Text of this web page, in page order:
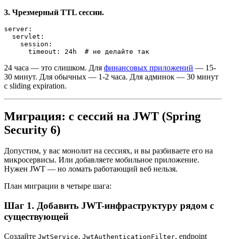
3. Чрезмерный TTL сессии.
server:
  servlet:
    session:
24 часа — это слишком. Для финансовых приложений — 15-
30 минут. Для обычных — 1-2 часа. Для админок — 30 минут
с sliding expiration.
Миграция: с сессий на JWT (Spring
Security 6)
Допустим, у вас монолит на сессиях, и вы разбиваете его на
микросервисы. Или добавляете мобильное приложение.
Нужен JWT — но ломать работающий веб нельзя.
План миграции в четыре шага:
Шаг 1. Добавить JWT-инфраструктуру рядом с
существующей
Создайте JwtService, JwtAuthenticationFilter, endpoint